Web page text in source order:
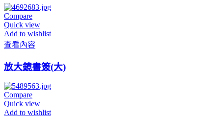
Compare
Quick view
Add to wishlist
查看內容
放大鏡書簽(大)
Compare
Quick view
Add to wishlist